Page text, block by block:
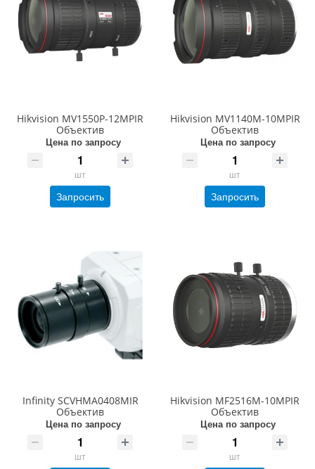
Hikvision MV1550P-12MPIR
Объектив
Цена по запросу
шт
Запросить
Hikvision MV1140M-10MPIR
Объектив
Цена по запросу
шт
Запросить
Infinity SCVHMA0408MIR
Объектив
Цена по запросу
шт
Hikvision MF2516M-10MPIR
Объектив
Цена по запросу
шт